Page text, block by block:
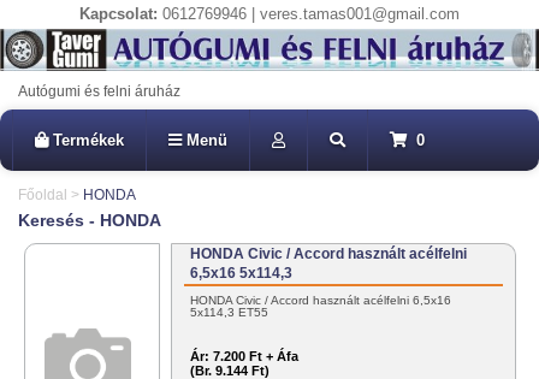
Kapcsolat: 0612769946 | veres.tamas001@gmail.com
Autógumi és felni áruház
Termékek Menü 0
Főoldal > HONDA
Keresés - HONDA
HONDA Civic / Accord használt acélfelni
6,5x16 5x114,3
HONDA Civic / Accord használt acélfelni 6,5x16
5x114,3 ET55
Ár: 7.200 Ft + Áfa
(Br. 9.144 Ft)